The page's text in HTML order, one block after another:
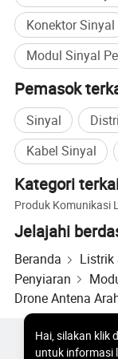
kita akan
Jadilah teman
Menantikan
Terima kasih
Konektor Sinyal
Modul Sinyal
Pemasok
Sinyal
Kabel Sinyal
Kategori
Produk Komunikasi
Jelajahi
Beranda Listrik
Penyiaran
Drone Antena
Hai,silakan klik
untuk informasi
Produk Populer